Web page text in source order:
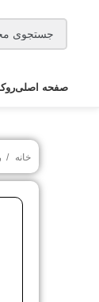
صفحه اصلی
خانه